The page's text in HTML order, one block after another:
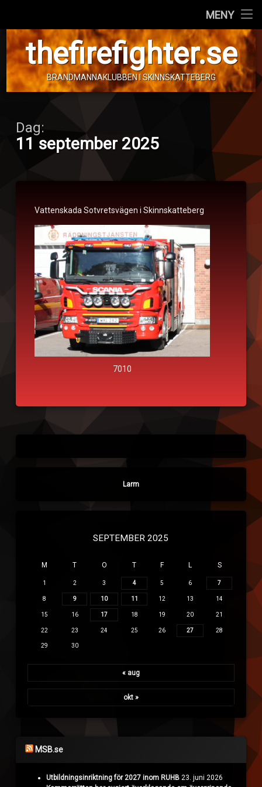
MENY
Personal
Fordon
Hoppa
till
innehållthefirefighter.se
BRANDMANNAKLUBBEN I SKINNSKATTEBERG
Dag:
11 september 2025
tom.frimann
Kategorier:
Vattenskada
Vattenskada Sotvretsvägen i Skinnskatteberg
7010
Larm
SEPTEMBER 2025
M T O T F L S
1 2 3 4 5 6 7
8 9 10 11 12 13 14
15 16 17 18 19 20 21
22 23 24 25 26 27 28
29 30
« aug
okt »
MSB.se
Utbildningsinriktning för 2027 inom RUHB 23. juni 2026